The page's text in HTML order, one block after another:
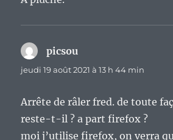
picsou
jeudi 19 août 2021 à 13 h 44 min
Arrête de râler fred. de toute
reste-t-il ? a part firefox ?
moi j’utilise firefox, on verra